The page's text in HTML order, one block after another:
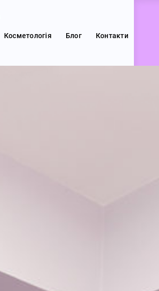
Косметологія Блог Контакти